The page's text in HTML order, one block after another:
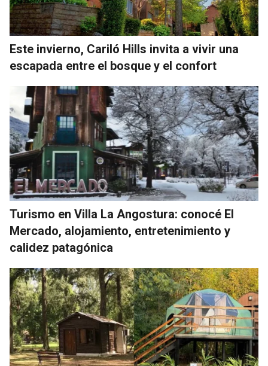
Este invierno, Cariló Hills invita a vivir una
escapada entre el bosque y el confort
Turismo en Villa La Angostura: conocé El
Mercado, alojamiento, entretenimiento y
calidez patagónica